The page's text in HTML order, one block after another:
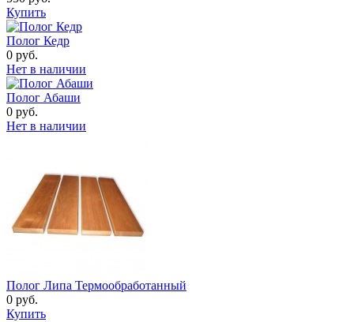
Купить
Полог Кедр
0 руб.
Нет в наличии
Полог Абаши
0 руб.
Нет в наличии
Полог Липа Термообработанный
0 руб.
Купить